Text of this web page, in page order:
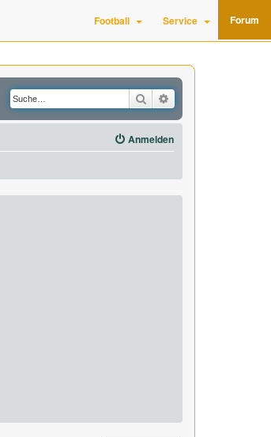
Football Service Forum
Suche
Anmelden